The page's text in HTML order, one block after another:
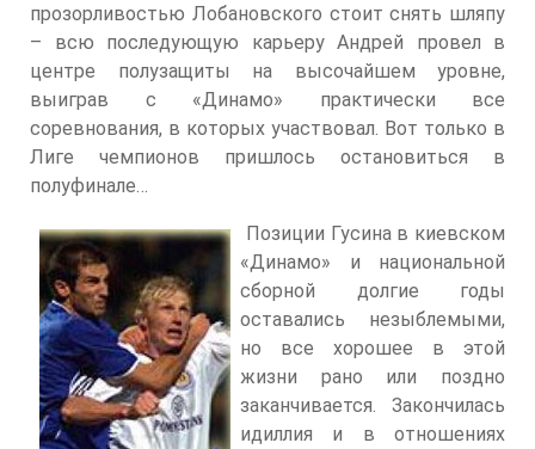
прозорливостью Лобановского стоит снять шляпу
– всю последующую карьеру Андрей провел в
центре полузащиты на высочайшем уровне,
выиграв с «Динамо» практически все
соревнования, в которых участвовал. Вот только в
Лиге чемпионов пришлось остановиться в
полуфинале…
Позиции Гусина в киевском
«Динамо» и национальной
сборной долгие годы
оставались незыблемыми,
но все хорошее в этой
жизни рано или поздно
заканчивается. Закончилась
идиллия и в отношениях